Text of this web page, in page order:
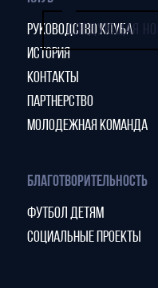
СЛЕДУЮЩАЯ
РУКОВОДСТВО КЛУБА
ИСТОРИЯ
КОНТАКТЫ
ПАРТНЕРСТВО
МОЛОДЕЖНАЯ КОМАНДА
БЛАГОТВОРИТЕЛЬНОСТЬ
ФУТБОЛ ДЕТЯМ
СОЦИАЛЬНЫЕ ПРОЕКТЫ